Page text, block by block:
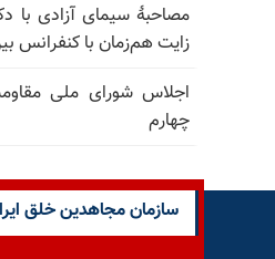
مصاحبهٔ سیمای آزادی با
زایت هم‌زمان با کنفرانس
اجلاس شورای ملی
چهارم
سازمان مجاهدین خلق